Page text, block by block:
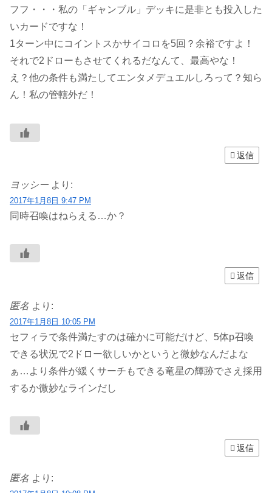
フフ・・・私の「ギャンブル」デッキに是非とも投入した
いカードですな！
1ターン中にコイントスかサイコロを5回？余裕ですよ！
それで2ドローもさせてくれるだなんて、最高やな！
え？他の条件も満たしてエンタメデュエルしろって？知ら
ん！私の管轄外だ！
返信
ヨッシー より:
2017年1月8日 9:47 PM
同時召喚はねらえる…か？
返信
匿名 より:
2017年1月8日 10:05 PM
セフィラで条件満たすのは確かに可能だけど、5体p召喚
できる状況で2ドロー欲しいかというと微妙なんだよな
ぁ…より条件が緩くサーチもできる竜星の輝跡でさえ採用
するか微妙なラインだし
返信
匿名 より: